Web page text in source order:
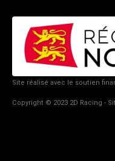
Site réalisé avec le soutien
Copyright © 2023 2D Racing -